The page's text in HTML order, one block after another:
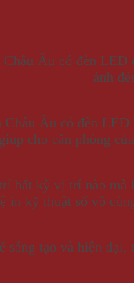
Âu có đèn
ánh
Âu có đèn
cho căn phòng
bất kỳ vị trí nào
in kỹ thuật số vô
sáng tạo và hiện đại,